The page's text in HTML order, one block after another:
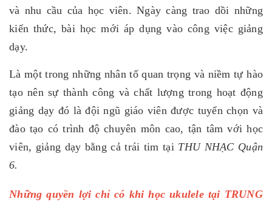
và nhu cầu của học viên. Ngày càng trao dồi những
kiến thức, bài học mới áp dụng vào công việc giảng
dạy.
Là một trong những nhân tố quan trọng và niềm tự hào
tạo nên sự thành công và chất lượng trong hoạt động
giảng dạy đó là đội ngũ giáo viên được tuyển chọn và
đào tạo có trình độ chuyên môn cao, tận tâm với học
viên, giảng dạy bằng cả trái tim tại THU NHẠC Quận
6.
Những quyền lợi chỉ có khi học ukulele tại TRUNG